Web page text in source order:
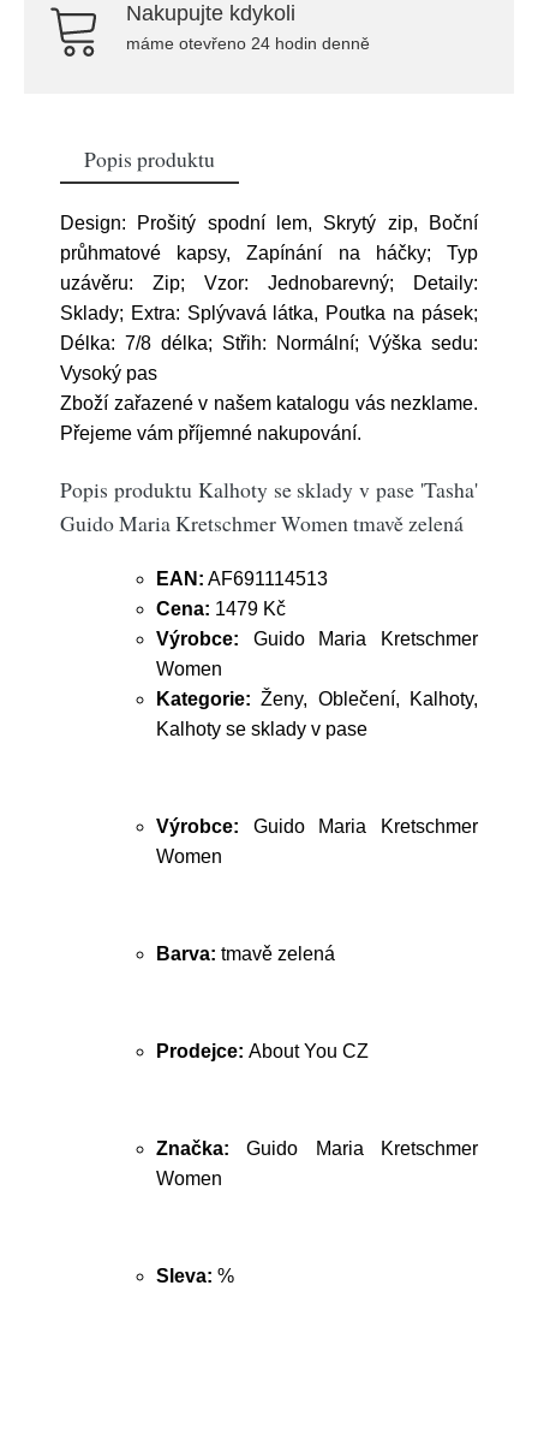
Nakupujte kdykoli
máme otevřeno 24 hodin denně
Popis produktu
Design: Prošitý spodní lem, Skrytý zip, Boční
průhmatové kapsy, Zapínání na háčky; Typ
uzávěru: Zip; Vzor: Jednobarevný; Detaily:
Sklady; Extra: Splývavá látka, Poutka na pásek;
Délka: 7/8 délka; Střih: Normální; Výška sedu:
Vysoký pas
Zboží zařazené v našem katalogu vás nezklame.
Přejeme vám příjemné nakupování.
Popis produktu Kalhoty se sklady v pase 'Tasha'
Guido Maria Kretschmer Women tmavě zelená
EAN: AF691114513
Cena: 1479 Kč
Výrobce: Guido Maria Kretschmer
Women
Kategorie: Ženy, Oblečení, Kalhoty,
Kalhoty se sklady v pase
Výrobce: Guido Maria Kretschmer
Women
Barva: tmavě zelená
Prodejce: About You CZ
Značka:Guido Maria Kretschmer
Women
Sleva: %